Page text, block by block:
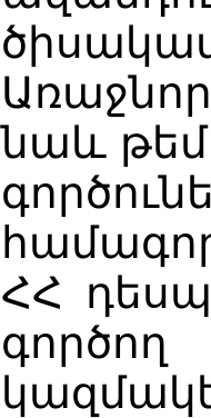
նաև
ՀՀ